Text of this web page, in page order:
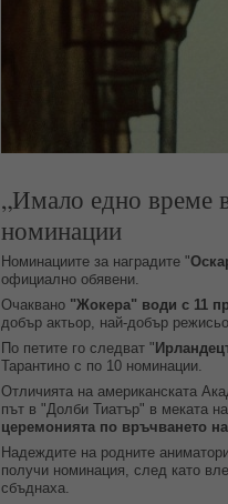
„Имало едно време
номинации
Номинациите за наградите "
официално обявени.
Очаквано "Жокера" води с 11
добър актьор, най-добър
По петите го следват "
Тарантино с по 10 номинации.
Отличията на американската
път в "Долби Тиатър" в меката
церемонията по връчването
Надеждите на родните
получи номинация, след като
сбъднаха.